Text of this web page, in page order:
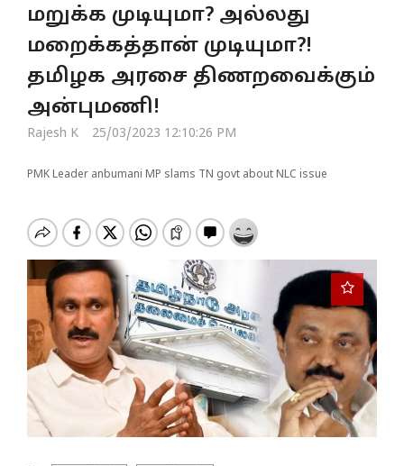
a
v
g
a
t
o
மறுக்க முடியுமா? அல்லது
மறைக்கத்தான் முடியுமா?!
தமிழக அரசை திணறவைக்கும்
அன்புமணி!
Rajesh K 25/03/2023 12:10:26 PM
PMK Leader anbumani MP slams TN govt about NLC issue